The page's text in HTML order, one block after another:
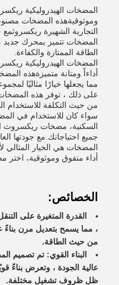
المضخات الهيدروليكية
وموثوقيةهذه المضخات
الطاقة الممتازة والكفاءة.
المضخات الهيدروليكية
أداءاً ومتانة متميزةهذه
مما يجعلها خيارًا مثاليًا
على ذلك ، توفر هذه المضخات
من حيث التكلفة للاستخدام
سواء كان للاستخدام في
السكنية، مضخات ريكسروث
جميع احتياجاتك.مع جودتها
المضخات هي الخيار
أداء متفوق وموثوقية، اختر
الخصائص:
القدرة المتغيرة على
، مما يسمح بتعديل مرن بناءً
من حيث الطاقة.
البناء القوي: تم تصميم
عالية الجودة ، وتعرض بناءً
ظل ظروف تشغيل مختلفة.